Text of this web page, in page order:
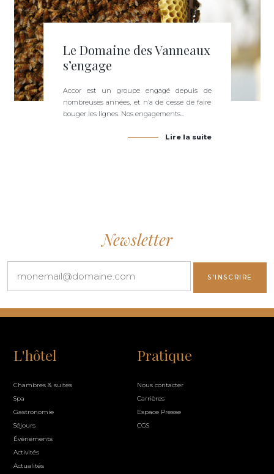
Le Domaine des Vanneaux
s’engage
Accor est un groupe engagé depuis de
nombreuses années, et n’a de cesse de faire
bouger les lignes. Nos engagements...
Lire la suite
Newsletter
L'hôtel
Chambres & suites
Spa
Gastronomie
Séjours
Événements
Activités
Actualités
Pratique
Nous contacter
Carrières
Espace Presse
CGS